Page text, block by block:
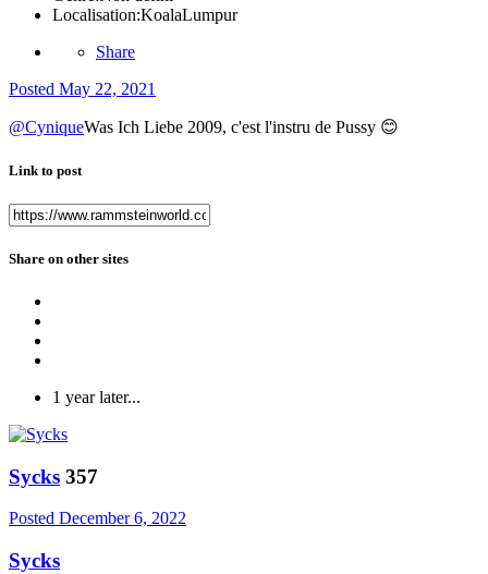
Localisation:KoalaLumpur
Share
Posted May 22, 2021
@CyniqueWas Ich Liebe 2009, c'est l'instru de Pussy 😊
Link to post
Share on other sites
1 year later...
Sycks 357
Posted December 6, 2022
Sycks